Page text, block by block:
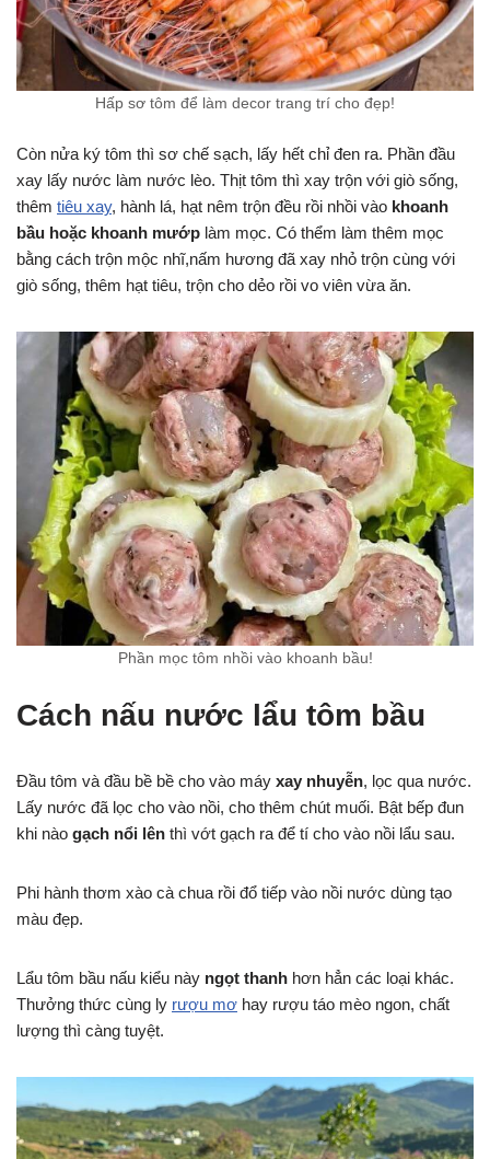
Hấp sơ tôm để làm decor trang trí cho đẹp!
Còn nửa ký tôm thì sơ chế sạch, lấy hết chỉ đen ra. Phần đầu
xay lấy nước làm nước lèo. Thịt tôm thì xay trộn với giò sống,
thêm tiêu xay, hành lá, hạt nêm trộn đều rồi nhồi vào khoanh
bầu hoặc khoanh mướp làm mọc. Có thểm làm thêm mọc
bằng cách trộn mộc nhĩ,nấm hương đã xay nhỏ trộn cùng với
giò sống, thêm hạt tiêu, trộn cho dẻo rồi vo viên vừa ăn.
Phần mọc tôm nhồi vào khoanh bầu!
Cách nấu nước lẩu tôm bầu
Đầu tôm và đầu bề bề cho vào máy xay nhuyễn, lọc qua nước.
Lấy nước đã lọc cho vào nồi, cho thêm chút muối. Bật bếp đun
khi nào gạch nổi lên thì vớt gạch ra để tí cho vào nồi lẩu sau.
Phi hành thơm xào cà chua rồi đổ tiếp vào nồi nước dùng tạo
màu đẹp.
Lẩu tôm bầu nấu kiểu này ngọt thanh hơn hẳn các loại khác.
Thưởng thức cùng ly rượu mơ hay rượu táo mèo ngon, chất
lượng thì càng tuyệt.